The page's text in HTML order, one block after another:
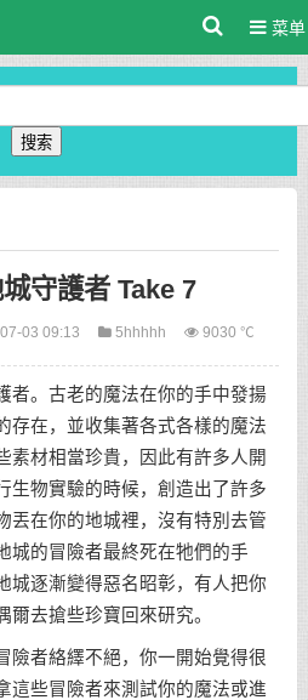
菜单
搜索
守護者 Take 7
03 09:13 5hhhhh 9030 ℃
。古老的魔法在你的手中發揚
存在，並收集著各式各樣的魔法
素材相當珍貴，因此有許多人開
生物實驗的時候，創造出了許多
丟在你的地城裡，沒有特別去管
城的冒險者最終死在牠們的手
城逐漸變得惡名昭彰，有人把你
去搶些珍寶回來研究。
者絡繹不絕，你一開始覺得很
這些冒險者來測試你的魔法或進